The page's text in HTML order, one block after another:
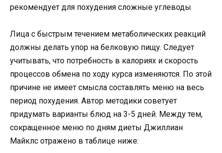
рекомендует для похудения сложные углеводы
Лица с быстрым течением метаболических реакций
должны делать упор на белковую пищу. Следует
учитывать, что потребность в калориях и скорость
процессов обмена по ходу курса изменяются. По этой
причине не имеет смысла составлять меню на весь
период похудения. Автор методики советует
придумать варианты блюд на 3-5 дней. Между тем,
сокращенное меню по дням диеты Джиллиан
Майклс отражено в таблице ниже: